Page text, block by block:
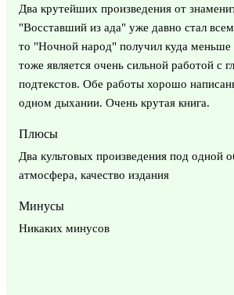
Два крутейших произведения от
"Восставший из ада" уже давно стал
то "Ночной народ" получил куда меньше
тоже является очень сильной работой с
подтекстов. Обе работы хорошо
одном дыхании. Очень крутая книга.
Плюсы
Два культовых произведения под одной
атмосфера, качество издания
Минусы
Никаких минусов